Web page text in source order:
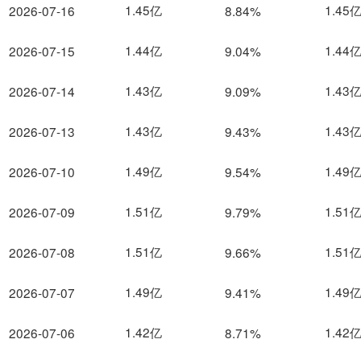
2026-07-16
2026-07-15
2026-07-14
2026-07-13
2026-07-10
2026-07-09
2026-07-08
2026-07-07
2026-07-06
1.45亿 8.84% 1.45亿
1.44亿 9.04% 1.44亿
1.43亿 9.09% 1.43亿
1.43亿 9.43% 1.43亿
1.49亿 9.54% 1.49亿
1.51亿 9.79% 1.51亿
1.51亿 9.66% 1.51亿
1.49亿 9.41% 1.49亿
1.42亿 8.71% 1.42亿